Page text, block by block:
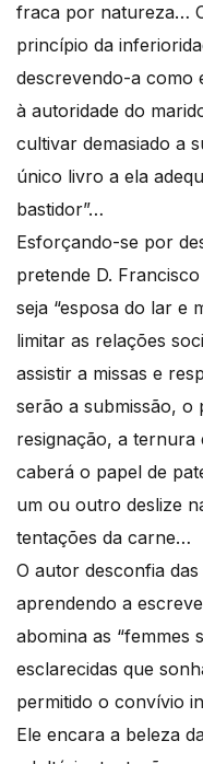
fraca por natureza…
princípio da
descrevendo-a como
à autoridade do
cultivar demasiado a
único livro a ela
bastidor”…
Esforçando-se por
pretende D.
seja “esposa do lar e
limitar as relações
assistir a missas e
serão a submissão, o
resignação, a ternura
caberá o papel de
um ou outro deslize
tentações da carne…
O autor desconfia
aprendendo a
abomina as “femmes
esclarecidas que
permitido o convívio
Ele encara a beleza